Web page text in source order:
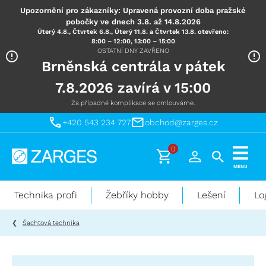
Upozornění pro zákazníky: Upravená provozní doba pražské
pobočky ve dnech 3.8. až 14.8.2026
Úterý 4.8., Čtvrtek 6.8., Úterý 11.8. a Čtvrtek 13.8. otevřeno:
8:00 – 12:00, 13:00 – 15:00
OSTATNÍ DNY ZAVŘENO
Brněnská centrála v pátek
7.8.2026 zavírá v 15:00
Za případné komplikace se omlouváme.
+420 543 234 727 obchod@zarges.cz
Technika
práci
výškách
0
MENU
Technika profi Žebříky hobby Lešení
Šachtová technika